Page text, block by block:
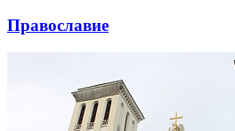
Православие